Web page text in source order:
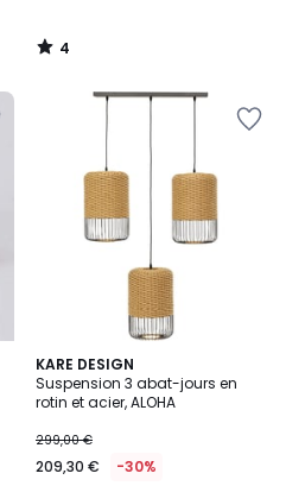
4
/
KARE DESIGN
Suspension 3 abat-jours en
rotin et acier, ALOHA
299,00 €
209,30 € -30%